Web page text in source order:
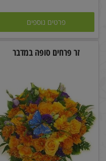
פרטים נוספים
זר פרחים סופה במדבר